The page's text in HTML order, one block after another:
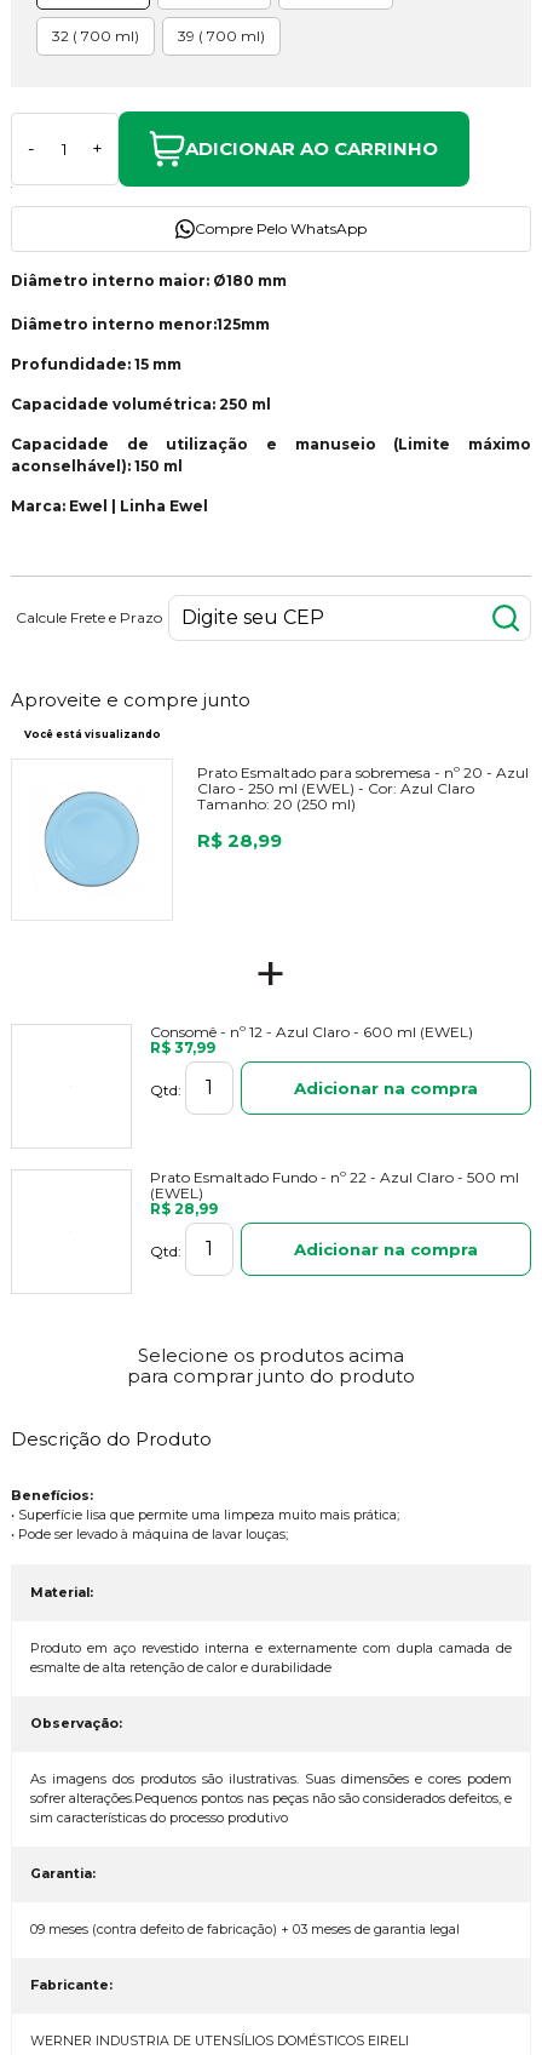
32 ( 700 ml) 39 ( 700 ml)
- + ADICIONAR AO CARRINHO
Compre Pelo WhatsApp
Diâmetro interno maior: Ø180 mm
Diâmetro interno menor:125mm
Profundidade: 15 mm
Capacidade volumétrica: 250 ml
Capacidade de utilização e manuseio (Limite máximo
aconselhável): 150 ml
Marca: Ewel | Linha Ewel
Calcule Frete e Prazo
Aproveite e compre junto
Você está visualizando
Prato Esmaltado para sobremesa - nº 20 - Azul
Claro - 250 ml (EWEL) - Cor: Azul Claro
Tamanho: 20 (250 ml)
R$ 28,99
+
Consomê - nº 12 - Azul Claro - 600 ml (EWEL)
R$ 37,99
Qtd: Adicionar na compra
Prato Esmaltado Fundo - nº 22 - Azul Claro - 500 ml
(EWEL)
R$ 28,99
Qtd: Adicionar na compra
Selecione os produtos acima
para comprar junto do produto
Descrição do Produto
Benefícios:
• Superfície lisa que permite uma limpeza muito mais prática;
• Pode ser levado à máquina de lavar louças;
Material:
Produto em aço revestido interna e externamente com dupla camada de
esmalte de alta retenção de calor e durabilidade
Observação:
As imagens dos produtos são ilustrativas. Suas dimensões e cores podem
sofrer alterações.Pequenos pontos nas peças não são considerados defeitos, e
sim características do processo produtivo
Garantia:
09 meses (contra defeito de fabricação) + 03 meses de garantia legal
Fabricante:
WERNER INDUSTRIA DE UTENSÍLIOS DOMÉSTICOS EIRELI